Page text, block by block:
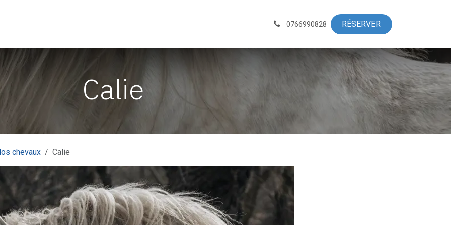
0766990828 RÉSERVE​​R​​​​
Calie
chevaux Calie